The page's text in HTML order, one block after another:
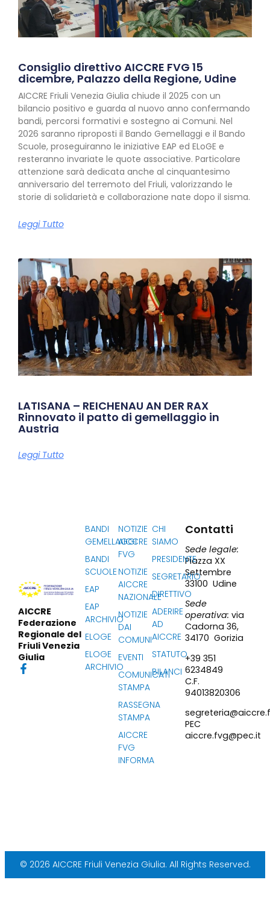
Consiglio direttivo AICCRE FVG 15
dicembre, Palazzo della Regione, Udine
AICCRE Friuli Venezia Giulia chiude il 2025 con un
bilancio positivo e guarda al nuovo anno confermando
bandi, percorsi formativi e sostegno ai Comuni. Nel
2026 saranno riproposti il Bando Gemellaggi e il Bando
Scuole, proseguiranno le iniziative EAP ed ELoGE e
resteranno invariate le quote associative. Particolare
attenzione sarà dedicata anche al cinquantesimo
anniversario del terremoto del Friuli, valorizzando le
storie di solidarietà e collaborazione nate dopo il sisma.
Leggi Tutto
LATISANA – REICHENAU AN DER RAX
Rinnovato il patto di gemellaggio in
Austria
Leggi Tutto
AICCRE
Federazione
Regionale del
Friuli Venezia
Giulia
CHI
SIAMO
PRESIDENTE
SEGRETARIO
DIRETTIVO
ADERIRE
AD
AICCRE
STATUTO
BILANCI
NOTIZIE
AICCRE
FVG
NOTIZIE
AICCRE
NAZIONALE
NOTIZIE
DAI
COMUNI
EVENTI
COMUNICATI
STAMPA
RASSEGNA
STAMPA
AICCRE
FVG
INFORMA
BANDI
GEMELLAGGI
BANDI
SCUOLE
EAP
EAP
ARCHIVIO
ELOGE
ELOGE
ARCHIVIO
Contatti
Sede legale:
Piazza XX
Settembre
33100 Udine
Sede
operativa: via
Cadorna 36,
34170 Gorizia
+39 351
6234849
C.F.
94013820306
PEC
aiccre.fvg@pec.it
© 2026 AICCRE Friuli Venezia Giulia. All Rights Reserved.